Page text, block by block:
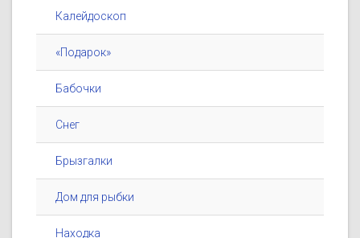
Калейдоскоп
«Подарок»
Бабочки
Снег
Брызгалки
Дом для рыбки
Находка